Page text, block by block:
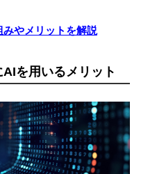
やメリットを解説
を用いるメリット